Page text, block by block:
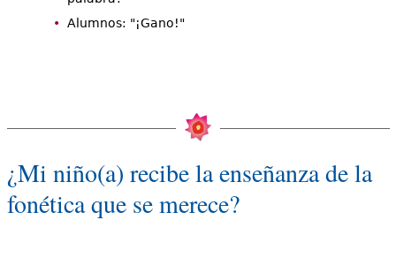
Alumnos: "¡Gano!"
¿Mi niño(a) recibe la enseñanza de la
fonética que se merece?